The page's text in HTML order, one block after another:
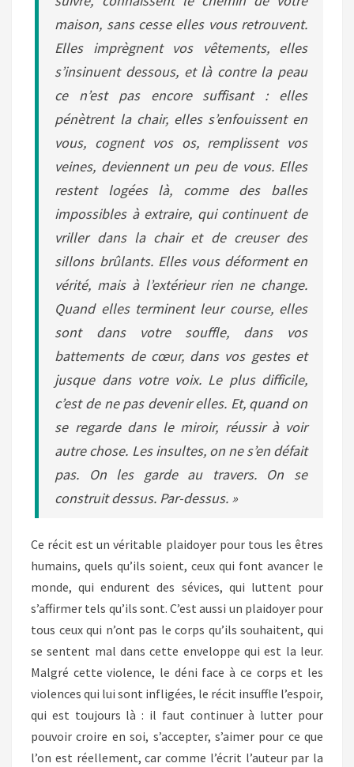
maison, sans cesse elles vous retrouvent.
Elles imprègnent vos vêtements, elles
s’insinuent dessous, et là contre la peau
ce n’est pas encore suffisant : elles
pénètrent la chair, elles s’enfouissent en
vous, cognent vos os, remplissent vos
veines, deviennent un peu de vous. Elles
restent logées là, comme des balles
impossibles à extraire, qui continuent de
vriller dans la chair et de creuser des
sillons brûlants. Elles vous déforment en
vérité, mais à l’extérieur rien ne change.
Quand elles terminent leur course, elles
sont dans votre souffle, dans vos
battements de cœur, dans vos gestes et
jusque dans votre voix. Le plus difficile,
c’est de ne pas devenir elles. Et, quand on
se regarde dans le miroir, réussir à voir
autre chose. Les insultes, on ne s’en défait
pas. On les garde au travers. On se
construit dessus. Par-dessus. »
Ce récit est un véritable plaidoyer pour tous les êtres
humains, quels qu’ils soient, ceux qui font avancer le
monde, qui endurent des sévices, qui luttent pour
s’affirmer tels qu’ils sont. C’est aussi un plaidoyer pour
tous ceux qui n’ont pas le corps qu’ils souhaitent, qui
se sentent mal dans cette enveloppe qui est la leur.
Malgré cette violence, le déni face à ce corps et les
violences qui lui sont infligées, le récit insuffle l’espoir,
qui est toujours là : il faut continuer à lutter pour
pouvoir croire en soi, s’accepter, s’aimer pour ce que
l’on est réellement, car comme l’écrit l’auteur par la